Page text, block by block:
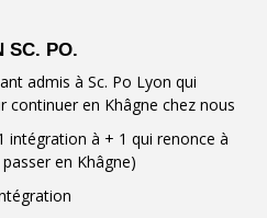
SC. PO.
admis à Sc. Po Lyon qui
en Khâgne chez nous
intégration à + 1 qui renonce à
en Khâgne)